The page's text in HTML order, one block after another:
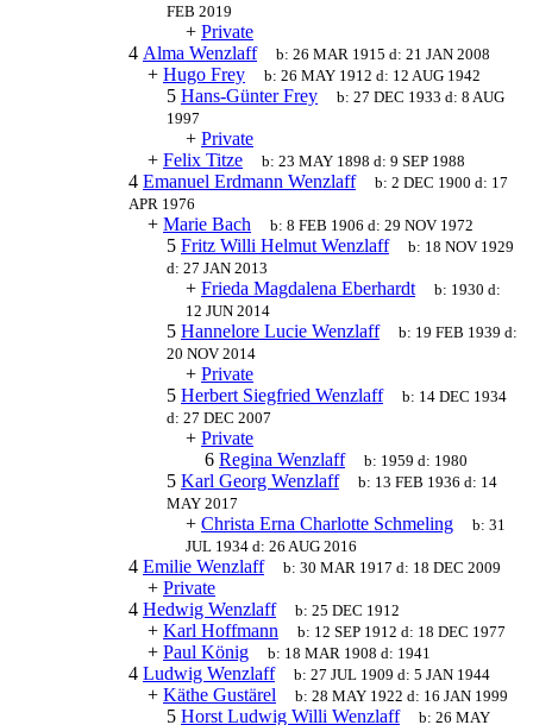
FEB 2019
+ Private
4 Alma Wenzlaff b:26 MAR 1915 d:21 JAN 2008
+ Hugo Frey b:26 MAY 1912 d: 12 AUG 1942
5 Hans-Günter Frey b:27 DEC 1933 d:8 AUG
1997
+ Private
+ Felix Titze b:23 MAY 1898 d:9 SEP 1988
4 Emanuel Erdmann Wenzlaff b:2 DEC 1900 d: 17
APR 1976
+ Marie Bach b:8 FEB 1906 d:29 NOV 1972
5 Fritz Willi Helmut Wenzlaff b: 18 NOV 1929
d: 27 JAN 2013
+ Frieda Magdalena Eberhardt b: 1930 d:
12 JUN 2014
5 Hannelore Lucie Wenzlaff b: 19 FEB 1939 d:
20 NOV 2014
+ Private
5 Herbert Siegfried Wenzlaff b: 14 DEC 1934
d: 27 DEC 2007
+ Private
6 Regina Wenzlaff b: 1959 d: 1980
5 Karl Georg Wenzlaff b: 13 FEB 1936 d: 14
MAY 2017
+ Christa Erna Charlotte Schmeling b:31
JUL 1934 d: 26 AUG 2016
4 Emilie Wenzlaff b:30 MAR 1917 d: 18 DEC 2009
+ Private
4 Hedwig Wenzlaff b:25 DEC 1912
+ Karl Hoffmann b: 12 SEP 1912 d: 18 DEC 1977
+ Paul König b: 18 MAR 1908 d: 1941
4 Ludwig Wenzlaff b:27 JUL 1909 d:5 JAN 1944
+ Käthe Gustärel b:28 MAY 1922 d: 16 JAN 1999
5 Horst Ludwig Willi Wenzlaff b:26 MAY